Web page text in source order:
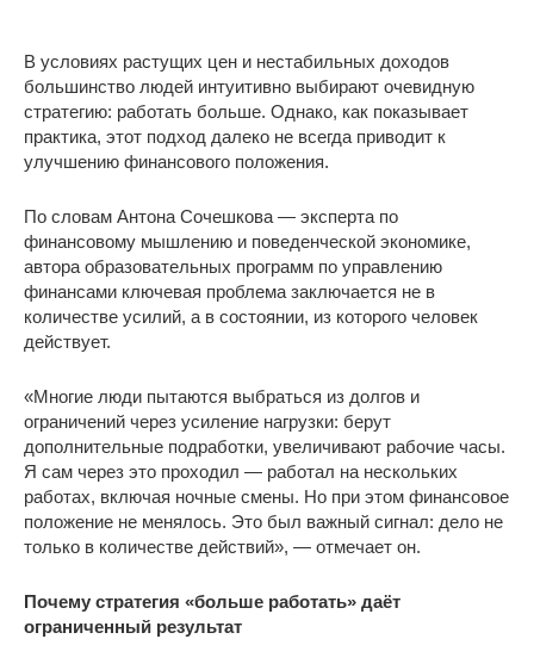
В условиях растущих цен и нестабильных доходов
большинство людей интуитивно выбирают очевидную
стратегию: работать больше. Однако, как показывает
практика, этот подход далеко не всегда приводит к
улучшению финансового положения.
По словам Антона Сочешкова — эксперта по
финансовому мышлению и поведенческой экономике,
автора образовательных программ по управлению
финансами ключевая проблема заключается не в
количестве усилий, а в состоянии, из которого человек
действует.
«Многие люди пытаются выбраться из долгов и
ограничений через усиление нагрузки: берут
дополнительные подработки, увеличивают рабочие часы.
Я сам через это проходил — работал на нескольких
работах, включая ночные смены. Но при этом финансовое
положение не менялось. Это был важный сигнал: дело не
только в количестве действий», — отмечает он.
Почему стратегия «больше работать» даёт
ограниченный результат